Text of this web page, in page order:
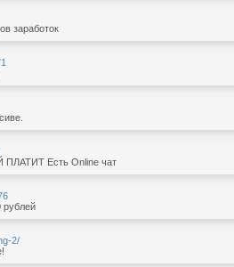
заработок
Есть Online чат
рублей
2/